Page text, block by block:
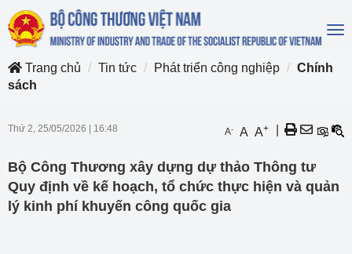
Trang chủ
Tin tức Phát triển công nghiệp
Chính
sách
Thứ 2, 25/05/2026 16:48 A- A A+
Bộ Công Thương xây dựng dự thảo Thông tư
Quy định về kế hoạch, tổ chức thực hiện và quản
lý kinh phí khuyến công quốc gia